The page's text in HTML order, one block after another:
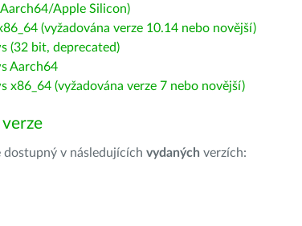
Apple Silicon)
(vyžadována verze 10.14 nebo novější)
(32 bit, deprecated)
Aarch64
x86_64 (vyžadována verze 7 nebo novější)
dostupný v následujících vydaných verzích: